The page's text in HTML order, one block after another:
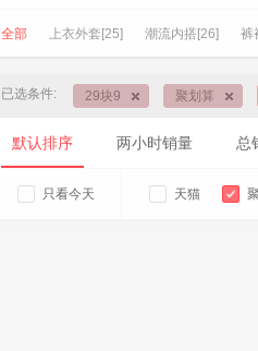
全部 上衣外套[25] 潮流内搭[26] 裤
已选条件: 29块9 聚划算
默认排序 两小时销量 总
只看今天 天猫